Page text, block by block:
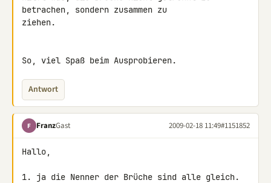
betrachen, sondern zusammen zu
ziehen.
So, viel Spaß beim Ausprobieren.
Antwort
F FranzGast 2009-02-18 11:49#1151852
Hallo,
1. ja die Nenner der Brüche sind alle gleich.